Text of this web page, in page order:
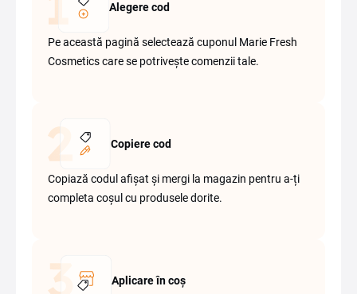
Alegere cod
Pe această pagină selectează cuponul Marie Fresh
Cosmetics care se potrivește comenzii tale.
Copiere cod
Copiază codul afișat și mergi la magazin pentru a-ți
completa coșul cu produsele dorite.
Aplicare în coș